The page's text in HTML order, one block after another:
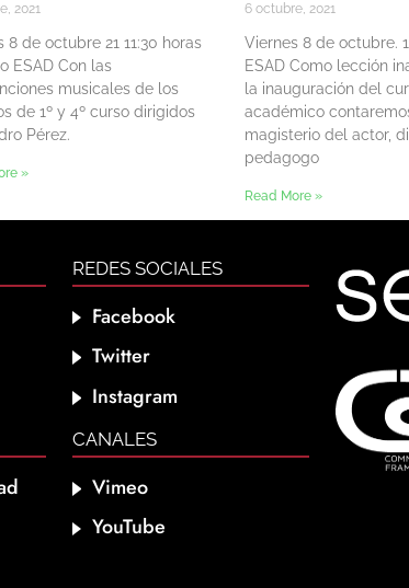
2021
8 de octubre 21 11:30 horas
ESAD Con las
musicales de los
de 1º y 4º curso dirigidos
Pérez.
»
6 octubre, 2021
Viernes 8 de octubre.
ESAD Como lección
la inauguración del
académico
magisterio del actor,
pedagogo
Read More »
REDES SOCIALES
Facebook
Twitter
Instagram
CANALES
Vimeo
YouTube